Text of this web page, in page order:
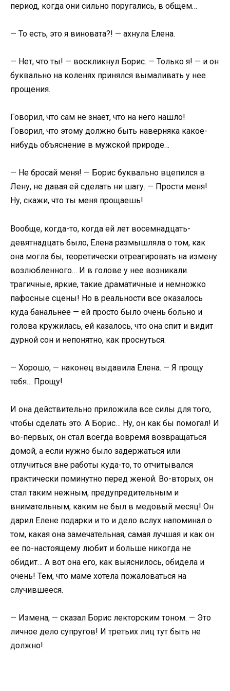
период, когда они сильно поругались, в общем…
— То есть, это я виновата?! — ахнула Елена.
— Нет, что ты! — воскликнул Борис. — Только я! — и он
буквально на коленях принялся вымаливать у нее
прощения.
Говорил, что сам не знает, что на него нашло!
Говорил, что этому должно быть наверняка какое-
нибудь объяснение в мужской природе…
— Не бросай меня! — Борис буквально вцепился в
Лену, не давая ей сделать ни шагу. — Прости меня!
Ну, скажи, что ты меня прощаешь!
Вообще, когда-то, когда ей лет восемнадцать-
девятнадцать было, Елена размышляла о том, как
она могла бы, теоретически отреагировать на измену
возлюбленного… И в голове у нее возникали
трагичные, яркие, такие драматичные и немножко
пафосные сцены! Но в реальности все оказалось
куда банальнее — ей просто было очень больно и
голова кружилась, ей казалось, что она спит и видит
дурной сон и непонятно, как проснуться.
— Хорошо, — наконец выдавила Елена. — Я прощу
тебя… Прощу!
И она действительно приложила все силы для того,
чтобы сделать это. А Борис… Ну, он как бы помогал! И
во-первых, он стал всегда вовремя возвращаться
домой, а если нужно было задержаться или
отлучиться вне работы куда-то, то отчитывался
практически поминутно перед женой. Во-вторых, он
стал таким нежным, предупредительным и
внимательным, каким не был в медовый месяц! Он
дарил Елене подарки и то и дело вслух напоминал о
том, какая она замечательная, самая лучшая и как он
ее по-настоящему любит и больше никогда не
обидит… А вот она его, как выяснилось, обидела и
очень! Тем, что маме хотела пожаловаться на
случившееся.
— Измена, — сказал Борис лекторским тоном. — Это
личное дело супругов! И третьих лиц тут быть не
должно!